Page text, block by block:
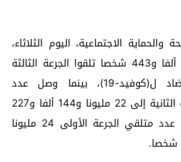
والحماية الاجتماعية، اليوم الثلاثاء،
أن مليون و464 ألفا و443 شخصا تلقوا الجرعة الثالثة
من اللقاح المضاد ل(كوفيد-19)، بينما وصل عدد
الملقحين بالجرعة الثانية إلى 22 مليونا و144 ألفا و227
شخصا، فيما بلغ عدد متلقي الجرعة الأولى 24 مليونا